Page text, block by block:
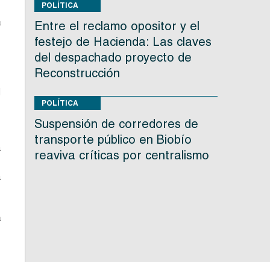
POLÍTICA
Entre el reclamo opositor y el
festejo de Hacienda: Las claves
del despachado proyecto de
Reconstrucción
POLÍTICA
Suspensión de corredores de
transporte público en Biobío
reaviva críticas por centralismo